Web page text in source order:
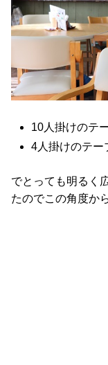
10人掛けのテ
4人掛けのテー
でとっても明るく
たのでこの角度か